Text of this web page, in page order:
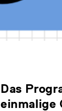
Das
einmalige